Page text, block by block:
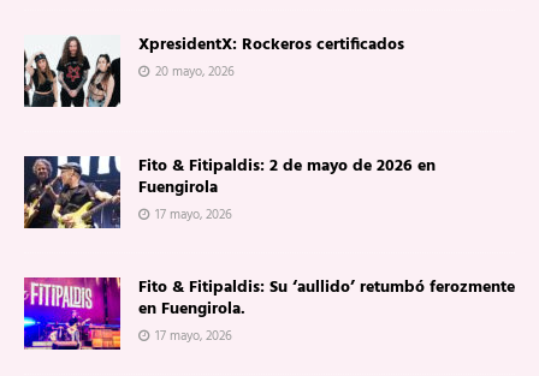
XpresidentX: Rockeros certificados
20 mayo, 2026
Fito & Fitipaldis: 2 de mayo de 2026 en
Fuengirola
17 mayo, 2026
Fito & Fitipaldis: Su ‘aullido’ retumbó ferozmente
en Fuengirola.
17 mayo, 2026